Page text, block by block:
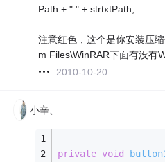
Path + " " + strtxtPath;
注意红色，这个是你安装压
m Files\WinRAR下面有没有
2010-10-20
小辛、
private void